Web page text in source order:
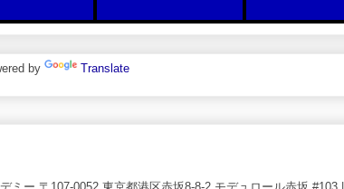
by Translate